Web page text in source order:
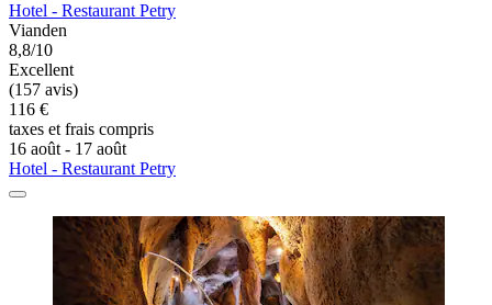
Hotel - Restaurant Petry
Vianden
8,8/10
Excellent
(157 avis)
116 €
taxes et frais compris
16 août - 17 août
Hotel - Restaurant Petry